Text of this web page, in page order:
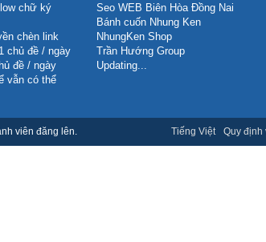
chữ ký
chèn link
chủ đề / ngày
đề / ngày
vẫn có thể
Seo WEB Biên Hòa Đồng Nai
Bánh cuốn Nhung Ken
NhungKen Shop
Trần Hướng Group
Updating...
viên đăng lên. Tiếng Việt Quy định